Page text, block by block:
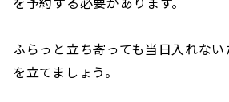
ふらっと立ち寄っても当日入れな
を立てましょう。